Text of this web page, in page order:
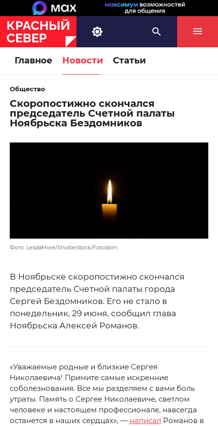
Главное Новости Статьи
Общество
Скоропостижно скончался
председатель Счетной палаты
Ноябрьска Бездомников
Фото: LesdaMore/Shutterstock/Fotodom
В Ноябрьске скоропостижно скончался
председатель Счетной палаты города
Сергей Бездомников. Его не стало в
понедельник, 29 июня, сообщил глава
Ноябрьска Алексей Романов.
«Уважаемые родные и близкие Сергея
Николаевича! Примите самые искренние
соболезнования. Все мы разделяем с вами боль
утраты. Память о Сергее Николаевиче, светлом
человеке и настоящем профессионале, навсегда
останется в наших сердцах», — написал Романов в